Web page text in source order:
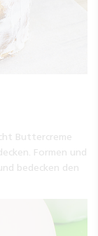
Buttercreme
Formen und
bedecken den